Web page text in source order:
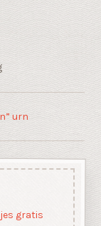
urn
gratis